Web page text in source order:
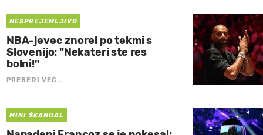
NESPREJEMLJIVO
NBA-jevec znorel po tekmi s
Slovenijo: "Nekateri ste res
bolni!"
PREBERI VEČ…
MINI ŠKANDAL